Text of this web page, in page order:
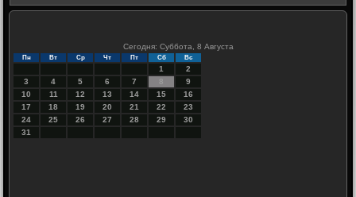
Сегодня: Суббота, 8 Августа
Пн Вт Ср Чт Пт Сб Вс
1
2
3
4 5 6 7 8
9
10
11 12 13 14 15
16
17
18 19 20 21 22
23
24
25 26 27 28 29
30
31